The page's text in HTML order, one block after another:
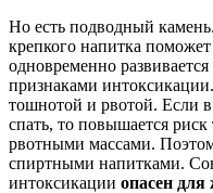
Но есть подводный
крепкого напитка
одновременно развивается
признаками
тошнотой и рвотой. Если в
спать, то повышается риск
рвотными массами.
спиртными напитками.
интоксикации опасен для